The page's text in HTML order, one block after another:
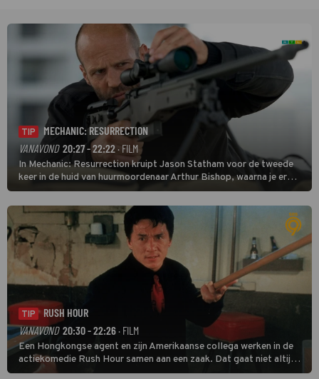
TIP
MECHANIC: RESURRECTION
VANAVOND 20:27 - 22:22· FILM
In Mechanic: Resurrection kruipt Jason Statham voor de tweede
keer in de huid van huurmoordenaar Arthur Bishop, waarna je er
donder op kunt zeggen dat er van Bishops geplande pensioen niet
veel terechtkomt.
TIP
RUSH HOUR
VANAVOND 20:30 - 22:26 · FILM
Een Hongkongse agent en zijn Amerikaanse collega werken in de
actiekomedie Rush Hour samen aan een zaak. Dat gaat niet altijd
van een leien dakje.